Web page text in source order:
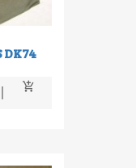
DK74